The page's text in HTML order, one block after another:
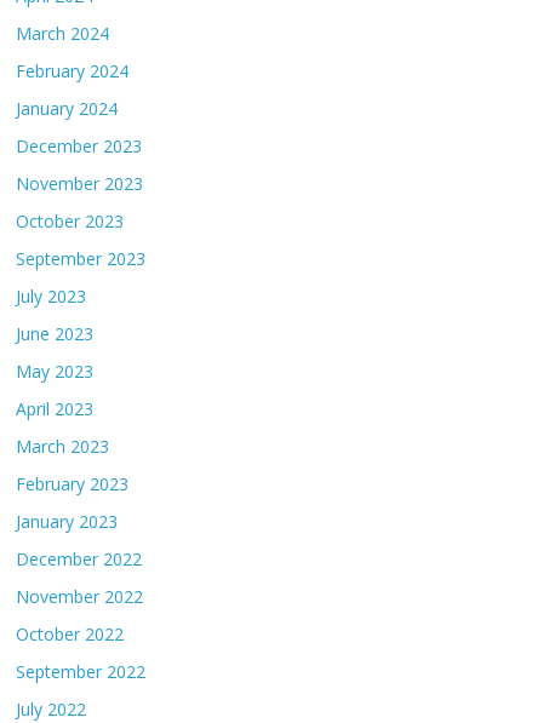
March 2024
February 2024
January 2024
December 2023
November 2023
October 2023
September 2023
July 2023
June 2023
May 2023
April 2023
March 2023
February 2023
January 2023
December 2022
November 2022
October 2022
September 2022
July 2022